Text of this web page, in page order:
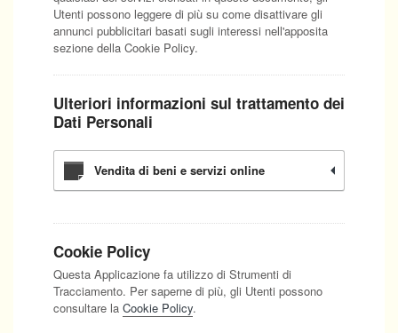
Utenti possono leggere di più su come disattivare gli
annunci pubblicitari basati sugli interessi nell'apposita
sezione della Cookie Policy.
Ulteriori informazioni sul trattamento dei
Dati Personali
Vendita di beni e servizi online
Cookie Policy
Questa Applicazione fa utilizzo di Strumenti di
Tracciamento. Per saperne di più, gli Utenti possono
consultare la Cookie Policy.